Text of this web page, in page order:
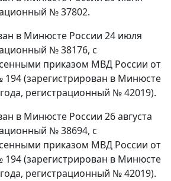
№ 37802.
в Минюсте России 24 июля
№ 38176, с
приказом МВД России от
194 (зарегистрирован в Минюсте
регистрационный № 42019).
в Минюсте России 26 августа
№ 38694, с
приказом МВД России от
194 (зарегистрирован в Минюсте
регистрационный № 42019).